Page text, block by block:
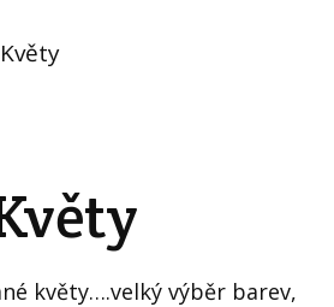
Květy
květy….velký výběr barev,